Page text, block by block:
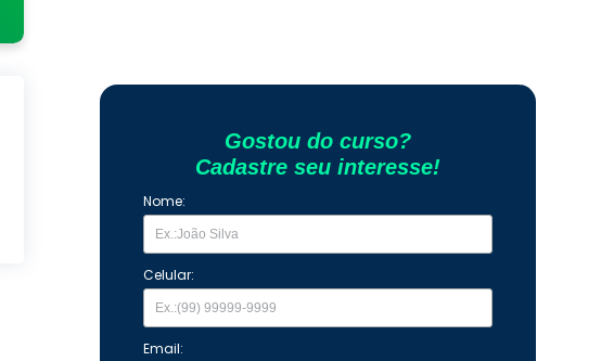
Gostou do curso?
Cadastre seu interesse!
Nome:
Celular:
Email: